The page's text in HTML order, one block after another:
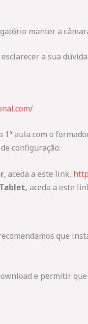
manter a
a sua
1ª aula com o
configuração:
, aceda a este link,
aceda a este
que
e permitir